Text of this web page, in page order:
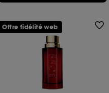
Offre fidélité web